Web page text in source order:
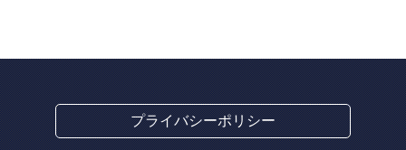
プライバシーポリシー